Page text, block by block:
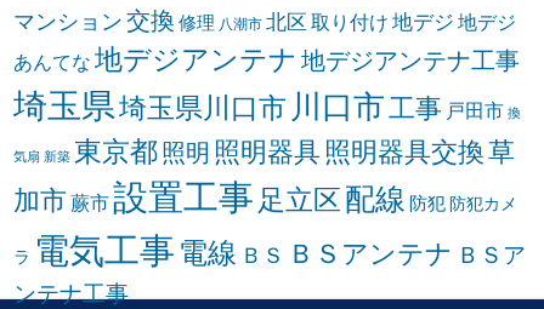
マンション 交換 修理 八潮市 北区 取り付け 地デジ 地デジ
あんてな 地デジアンテナ 地デジアンテナ工事
埼玉県埼玉県川口市 川口市工事 戸田市 換
気扇 新築 東京都照明 照明器具 照明器具交換草
加市 蕨市設置工事 足立区配線 防犯 防犯カメ
ラ 電気工事 電線 ＢＳ ＢＳアンテナ ＢＳア
ンテナ工事